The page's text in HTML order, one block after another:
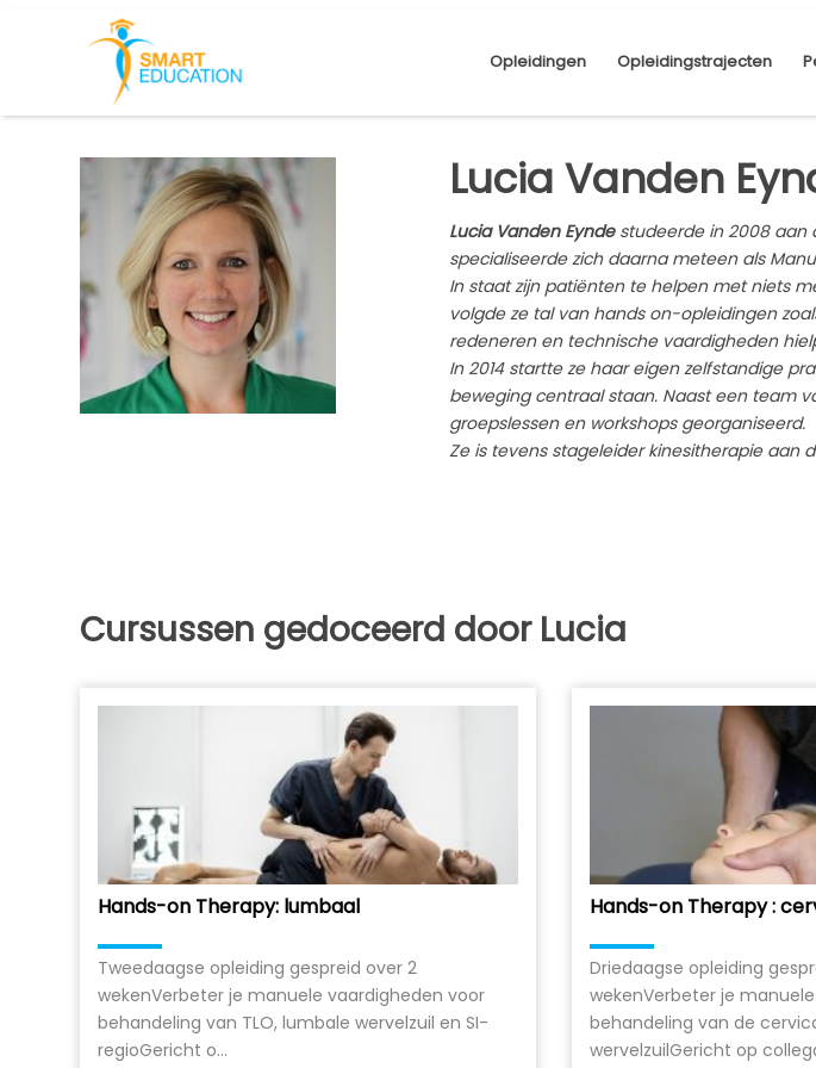
Opleidingen Opleidingstrajecten
Lucia Vanden
Lucia Vanden Eynde studeerde in 2008 aan
specialiseerde zich daarna meteen als
In staat zijn patiënten te helpen met niets
volgde ze tal van hands on-opleidingen
redeneren en technische vaardigheden
In 2014 startte ze haar eigen zelfstandige
beweging centraal staan. Naast een team
groepslessen en workshops georganiseerd.
Ze is tevens stageleider kinesitherapie aan
Cursussen gedoceerd door Lucia
Hands-on Therapy: lumbaal
Tweedaagse opleiding gespreid over 2
wekenVerbeter je manuele vaardigheden voor
behandeling van TLO, lumbale wervelzuil en SI-
regioGericht o...
Hands-on Therapy :
Driedaagse opleiding
wekenVerbeter je
behandeling van de
wervelzuilGericht op